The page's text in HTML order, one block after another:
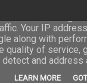
from Google
Your IP
along with
quality of service,
and address
LEARN MORE